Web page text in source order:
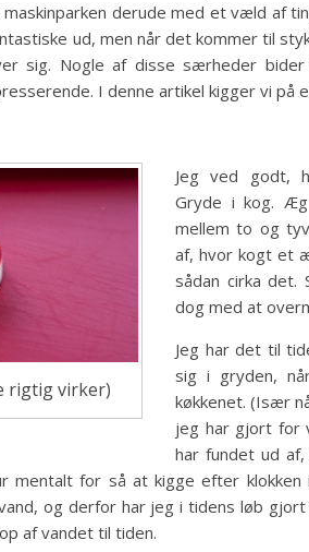
derude med et væld af
ud, men når det kommer til
sig. Nogle af disse særheder
I denne artikel kigger vi på
rigtig virker)
Jeg ved godt,
Gryde i kog.
mellem to og
af, hvor kogt et
sådan cirka det.
dog med at
Jeg har det til
sig i gryden,
køkkenet. (Især
jeg har gjort for
har fundet ud
mentalt for så at kigge efter
og derfor har jeg i tidens løb
af vandet til tiden.